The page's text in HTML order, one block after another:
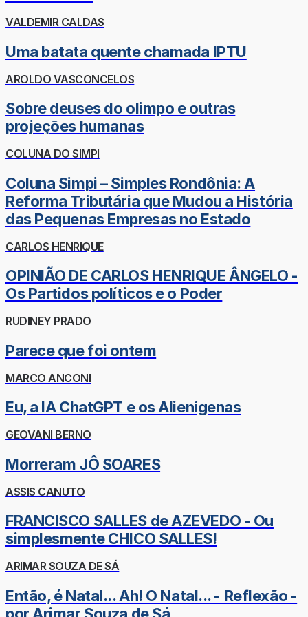
VALDEMIR CALDAS
Uma batata quente chamada IPTU
AROLDO VASCONCELOS
Sobre deuses do olimpo e outras
projeções humanas
COLUNA DO SIMPI
Coluna Simpi – Simples Rondônia: A
Reforma Tributária que Mudou a História
das Pequenas Empresas no Estado
CARLOS HENRIQUE
OPINIÃO DE CARLOS HENRIQUE ÂNGELO -
Os Partidos políticos e o Poder
RUDINEY PRADO
Parece que foi ontem
MARCO ANCONI
Eu, a IA ChatGPT e os Alienígenas
GEOVANI BERNO
Morreram JÔ SOARES
ASSIS CANUTO
FRANCISCO SALLES de AZEVEDO - Ou
simplesmente CHICO SALLES!
ARIMAR SOUZA DE SÁ
Então, é Natal... Ah! O Natal... - Reflexão -
por Arimar Souza de Sá